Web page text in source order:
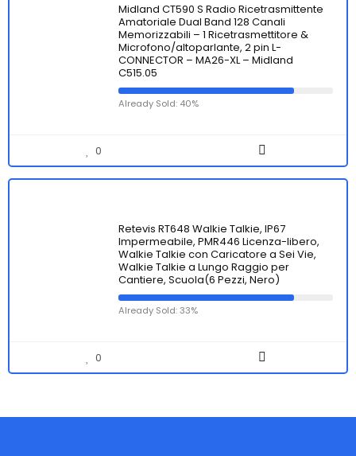
Midland CT590 S Radio Ricetrasmittente
Amatoriale Dual Band 128 Canali
Memorizzabili – 1 Ricetrasmettitore &
Microfono/altoparlante, 2 pin L-
CONNECTOR – MA26-XL – Midland
C515.05
Already Sold: 40%
0
Retevis RT648 Walkie Talkie, IP67
Impermeabile, PMR446 Licenza-libero,
Walkie Talkie con Caricatore a Sei Vie,
Walkie Talkie a Lungo Raggio per
Cantiere, Scuola(6 Pezzi, Nero)
Already Sold: 33%
0